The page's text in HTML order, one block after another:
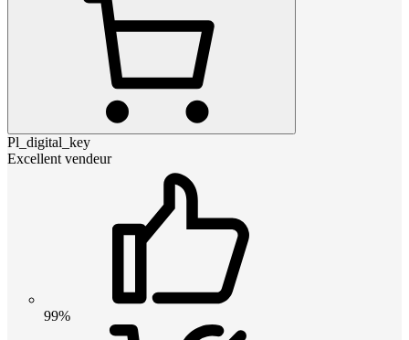
Pl_digital_key
Excellent vendeur
99%